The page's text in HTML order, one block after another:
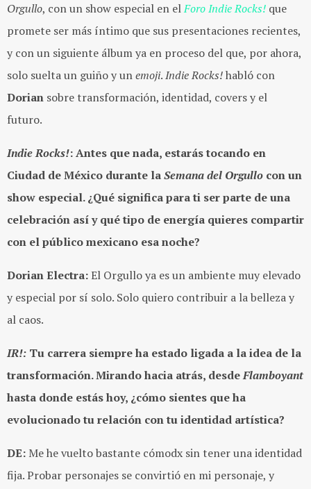
Orgullo, con un show especial en elForo Indie Rocks! que
promete ser más íntimo que sus presentaciones recientes,
y con un siguiente álbum ya en proceso del que, por ahora,
solo suelta un guiño y unemoji.Indie Rocks!habló con
Dorian sobre transformación, identidad, covers y el
futuro.
Indie Rocks!: Antes que nada, estarás tocando en
Ciudad de México durante laSemana del Orgullo con un
show especial. ¿Qué significa para ti ser parte de una
celebración así y qué tipo de energía quieres compartir
con el público mexicano esa noche?
Dorian Electra:El Orgullo ya es un ambiente muy elevado
y especial por sí solo. Solo quiero contribuir a la belleza y
al caos.
IR!: Tu carrera siempre ha estado ligada a la idea de la
transformación. Mirando hacia atrás, desdeFlamboyant
hasta donde estás hoy, ¿cómo sientes que ha
evolucionado tu relación con tu identidad artística?
DE: Me he vuelto bastante cómodx sin tener una identidad
fija. Probar personajes se convirtió en mi personaje, y